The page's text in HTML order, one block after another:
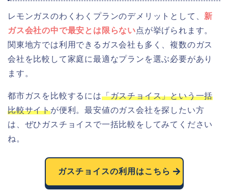
レモンガスのわくわくプランのデメリットとして、 新
ガス会社の中で最安とは限らない点が挙げられます。
関東地方では利用できるガス会社も多く、複数のガス
会社を比較して家庭に最適なプランを選ぶ必要があり
ます。
都市ガスを比較するには「ガスチョイス」という一括
比較サイトが便利。最安値のガス会社を探したい方
は、ぜひガスチョイスで一括比較をしてみてください
ね。
ガスチョイスの利用はこちら